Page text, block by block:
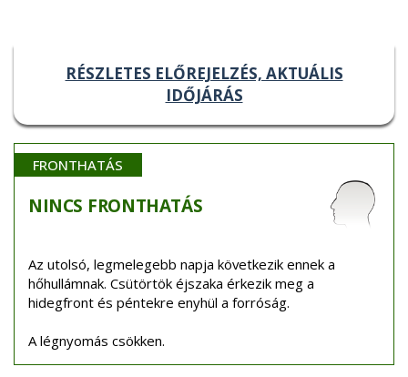
RÉSZLETES ELŐREJELZÉS, AKTUÁLIS
IDŐJÁRÁS
FRONTHATÁS
NINCS FRONTHATÁS
Az utolsó, legmelegebb napja következik ennek a
hőhullámnak. Csütörtök éjszaka érkezik meg a
hidegfront és péntekre enyhül a forróság.
A légnyomás csökken.